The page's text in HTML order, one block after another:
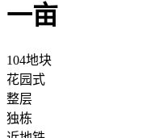
一亩
104地块
花园式
整层
独栋